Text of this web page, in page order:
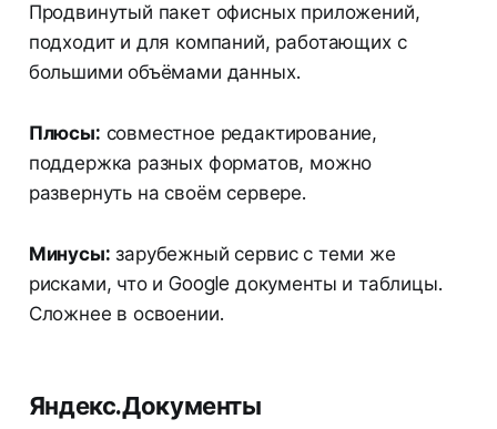
Продвинутый пакет офисных приложений,
подходит и для компаний, работающих с
большими объёмами данных.
Плюсы: совместное редактирование,
поддержка разных форматов, можно
развернуть на своём сервере.
Минусы: зарубежный сервис с теми же
рисками, что и Google документы и таблицы.
Сложнее в освоении.
Яндекс.Документы